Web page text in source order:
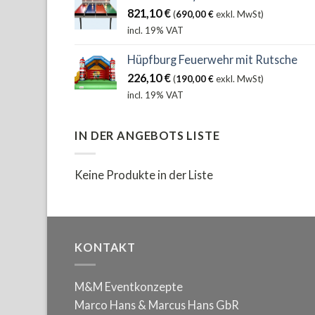
821,10€ (690,00€exkl. MwSt)
incl. 19% VAT
Hüpfburg Feuerwehr mit Rutsche
226,10€ (190,00€exkl. MwSt)
incl. 19% VAT
IN DER ANGEBOTS LISTE
Keine Produkte in der Liste
KONTAKT
M&M Eventkonzepte
Marco Hans & Marcus Hans GbR